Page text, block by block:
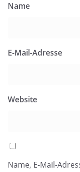
Name
E-Mail-Adresse
Website
Name, E-Mail-